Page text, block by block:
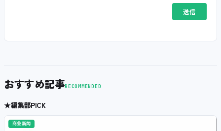
おすすめ記事RECOMMENDED
★編集部PICK
商业新闻